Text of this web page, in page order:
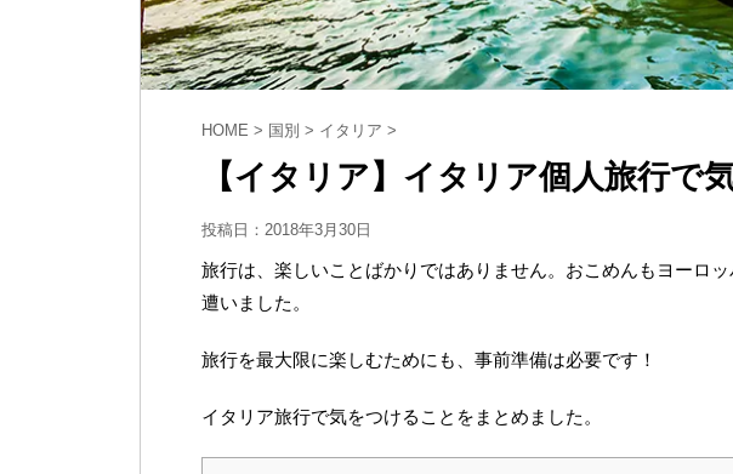
HOME > 国別 > イタリア >
【イタリア】イタリア個人旅行で
投稿日： 2018年3月30日
旅行は、楽しいことばかりではありません。おこめんもヨーロ
遭いました。
旅行を最大限に楽しむためにも、事前準備は必要です！
イタリア旅行で気をつけることをまとめました。